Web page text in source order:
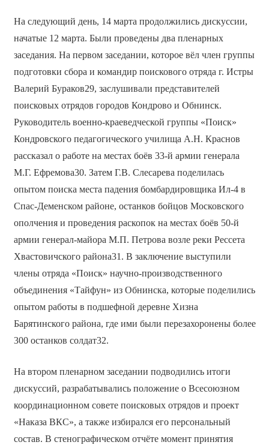
На следующий день, 14 марта продолжились дискуссии,
начатые 12 марта. Были проведены два пленарных
заседания. На первом заседании, которое вёл член группы
подготовки сбора и командир поискового отряда г. Истры
Валерий Бураков29, заслушивали представителей
поисковых отрядов городов Кондрово и Обнинск.
Руководитель военно-краеведческой группы «Поиск»
Кондровского педагогического училища А.Н. Краснов
рассказал о работе на местах боёв 33-й армии генерала
М.Г. Ефремова30. Затем Г.В. Слесарева поделилась
опытом поиска места падения бомбардировщика Ил-4 в
Спас-Деменском районе, останков бойцов Московского
ополчения и проведения раскопок на местах боёв 50-й
армии генерал-майора М.П. Петрова возле реки Рессета
Хвастовичского района31. В заключение выступили
члены отряда «Поиск» научно-производственного
объединения «Тайфун» из Обнинска, которые поделились
опытом работы в подшефной деревне Хизна
Барятинского района, где ими были перезахоронены более
300 останков солдат32.
На втором пленарном заседании подводились итоги
дискуссий, разрабатывались положение о Всесоюзном
координационном совете поисковых отрядов и проект
«Наказа ВКС», а также избирался его персональный
состав. В стенографическом отчёте момент принятия